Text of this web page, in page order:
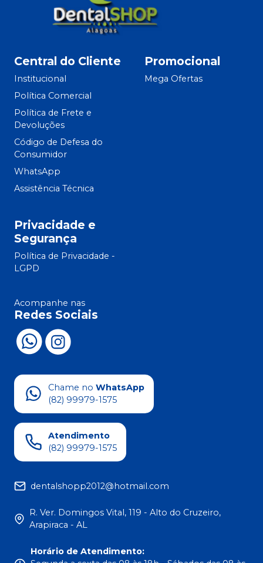
Central do Cliente
Institucional
Política Comercial
Política de Frete e
Devoluções
Código de Defesa do
Consumidor
WhatsApp
Assistência Técnica
Promocional
Mega Ofertas
Privacidade e
Segurança
Política de Privacidade -
LGPD
Acompanhe nas
Redes Sociais
Chame no WhatsApp
(82) 99979-1575
Atendimento
(82) 99979-1575
dentalshopp2012@hotmail.com
R. Ver. Domingos Vital, 119 - Alto do Cruzeiro,
Arapiraca - AL
Horário de Atendimento: